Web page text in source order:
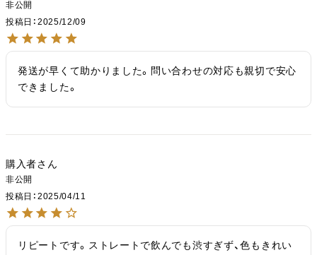
非公開
投稿日
2025/12/09
発送が早くて助かりました。問い合わせの対応も親切で安心
できました。
購入者
非公開
投稿日
2025/04/11
リピートです。ストレートで飲んでも渋すぎず、色もきれい